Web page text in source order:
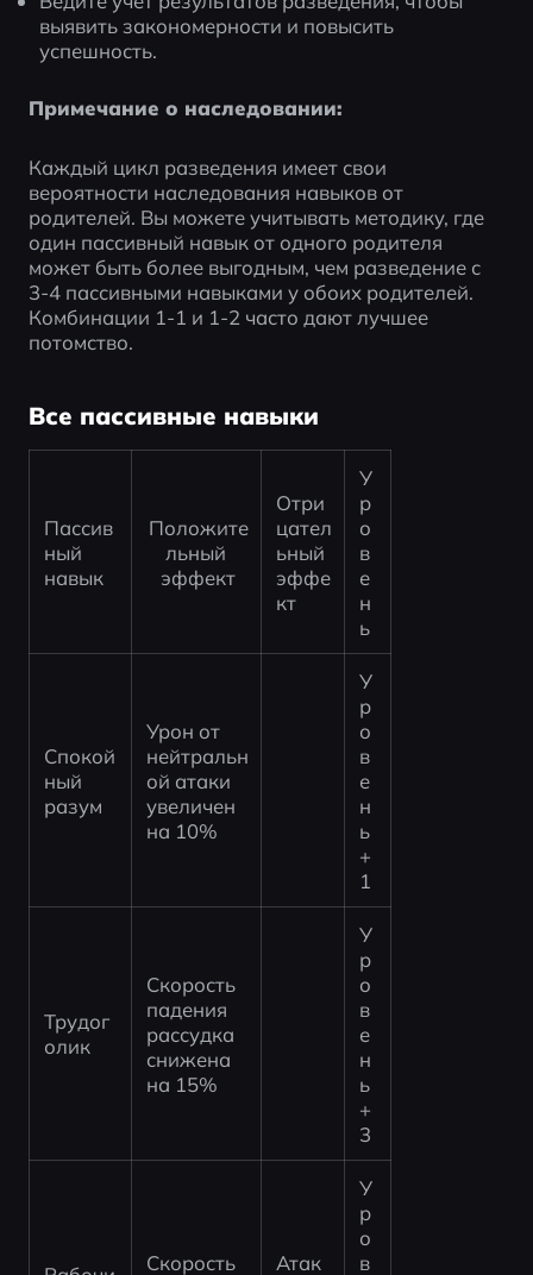
выявить закономерности и повысить
успешность.
Примечание о наследовании:
Каждый цикл разведения имеет свои
вероятности наследования навыков от
родителей. Вы можете учитывать методику, где
один пассивный навык от одного родителя
может быть более выгодным, чем разведение с
3-4 пассивными навыками у обоих родителей.
Комбинации 1-1 и 1-2 часто дают лучшее
потомство.
Все пассивные навыки
Пассив
ный
навык
Положите
льный
эффект
Отри
цател
ьный
эффе
кт
У
р
о
в
е
н
ь
Спокой
ный
разум
Урон от
нейтральн
ой атаки
увеличен
на 10%
У
р
о
в
е
н
ь
+
1
Трудог
олик
Скорость
падения
рассудка
снижена
на 15%
У
р
о
в
е
н
ь
+
3
Скорость
Атак
У
р
о
в